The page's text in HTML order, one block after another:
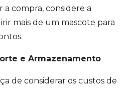
a compra, considere a
mais de um mascote para
e Armazenamento
de considerar os custos de